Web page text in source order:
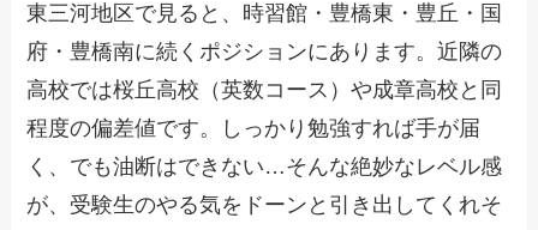
東三河地区で見ると、時習館・豊橋東・豊丘・国
府・豊橋南に続くポジションにあります。近隣の
高校では桜丘高校（英数コース）や成章高校と同
程度の偏差値です。しっかり勉強すれば手が届
く、でも油断はできない…そんな絶妙なレベル感
が、受験生のやる気をドーンと引き出してくれそ